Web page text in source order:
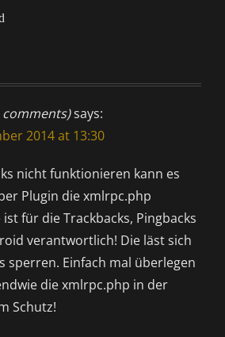
says:
2014 at 13:30
nicht funktionieren kann es
Plugin die xmlrpc.php
für die Trackbacks, Pingbacks
verantwortlich! Die läst sich
sperren. Einfach mal überlegen
die xmlrpc.php in der
Schutz!